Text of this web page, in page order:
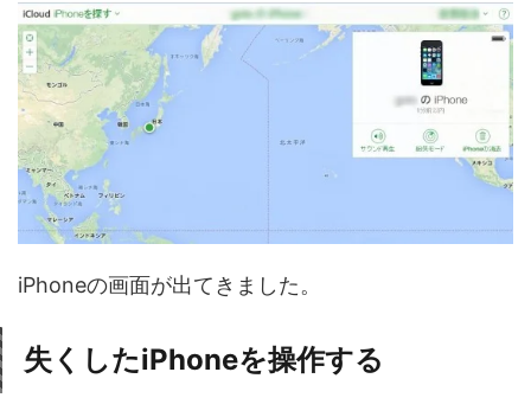
iPhoneの画面が出てきました。
失くしたiPhoneを操作する